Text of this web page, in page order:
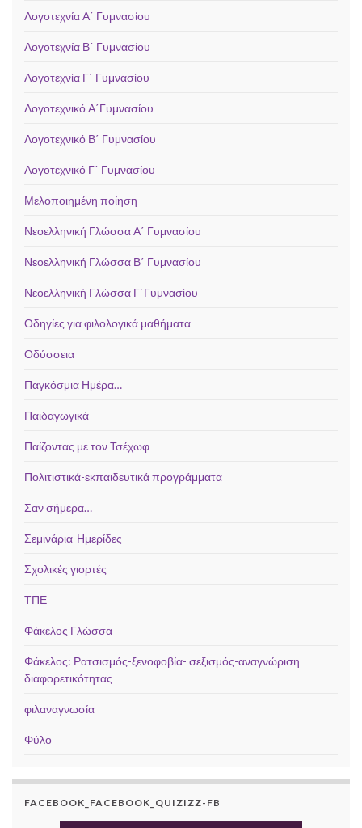
Λογοτεχνία Α΄ Γυμνασίου
Λογοτεχνία Β΄ Γυμνασίου
Λογοτεχνία Γ΄ Γυμνασίου
Λογοτεχνικό Α΄Γυμνασίου
Λογοτεχνικό Β΄ Γυμνασίου
Λογοτεχνικό Γ΄ Γυμνασίου
Μελοποιημένη ποίηση
Νεοελληνική Γλώσσα Α΄ Γυμνασίου
Νεοελληνική Γλώσσα Β΄ Γυμνασίου
Νεοελληνική Γλώσσα Γ΄Γυμνασίου
Οδηγίες για φιλολογικά μαθήματα
Οδύσσεια
Παγκόσμια Ημέρα…
Παιδαγωγικά
Παίζοντας με τον Τσέχωφ
Πολιτιστικά-εκπαιδευτικά προγράμματα
Σαν σήμερα…
Σεμινάρια-Ημερίδες
Σχολικές γιορτές
ΤΠΕ
Φάκελος Γλώσσα
Φάκελος: Ρατσισμός-ξενοφοβία- σεξισμός-αναγνώριση
διαφορετικότητας
φιλαναγνωσία
Φύλο
FACEBOOK_FACEBOOK_QUIZIZZ-FB